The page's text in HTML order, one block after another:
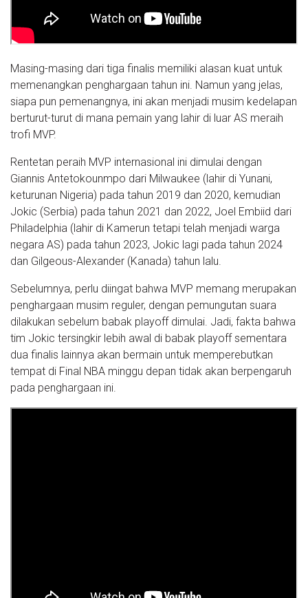
Masing-masing dari tiga finalis memiliki alasan kuat untuk
memenangkan penghargaan tahun ini. Namun yang jelas,
siapa pun pemenangnya, ini akan menjadi musim kedelapan
berturut-turut di mana pemain yang lahir di luar AS meraih
trofi MVP.
Rentetan peraih MVP internasional ini dimulai dengan
Giannis Antetokounmpo dari Milwaukee (lahir di Yunani,
keturunan Nigeria) pada tahun 2019 dan 2020, kemudian
Jokic (Serbia) pada tahun 2021 dan 2022, Joel Embiid dari
Philadelphia (lahir di Kamerun tetapi telah menjadi warga
negara AS) pada tahun 2023, Jokic lagi pada tahun 2024
dan Gilgeous-Alexander (Kanada) tahun lalu.
Sebelumnya, perlu diingat bahwa MVP memang merupakan
penghargaan musim reguler, dengan pemungutan suara
dilakukan sebelum babak playoff dimulai. Jadi, fakta bahwa
tim Jokic tersingkir lebih awal di babak playoff sementara
dua finalis lainnya akan bermain untuk memperebutkan
tempat di Final NBA minggu depan tidak akan berpengaruh
pada penghargaan ini.